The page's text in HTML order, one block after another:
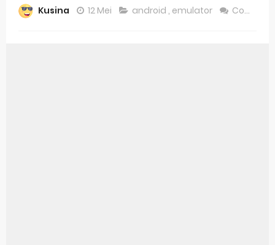
Aplikasi Laptop Windows 10: Solusi Terbaik Untuk Kebutuhan Komputasi Anda
Kusina 12 Mei android , emulator Comment